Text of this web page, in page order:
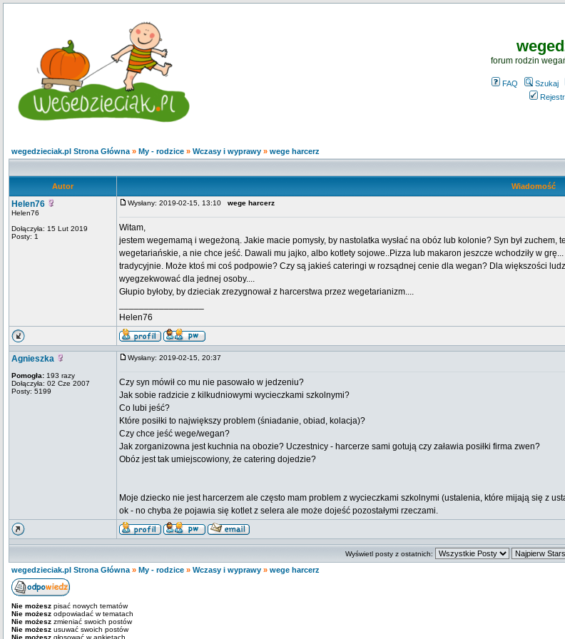
forum rodzin
FAQ Szukaj
wegedzieciak.pl Strona Główna » My - rodzice » Wczasy i wyprawy » wege harcerz
Autor Wiadomość
Helen76
Helen76
Dołączyła: 15 Lut 2019
Posty: 1
Wysłany: 2019-02-15, 13:10 wege harcerz
Witam,
jestem wegemamą i wegeżoną. Jakie macie pomysły, by nastolatka wysłać na obóz lub kolonie? Syn był
wegetariańskie, a nie chce jeść. Dawali mu jajko, albo kotlety sojowe..Pizza lub makaron jeszcze wchodziły w
tradycyjnie. Może ktoś mi coś podpowie? Czy są jakieś cateringi w rozsądnej cenie dla wegan? Dla większości
wyegzekwować dla jednej osoby....
Głupio byłoby, by dzieciak zrezygnował z harcerstwa przez wegetarianizm....
Helen76
Agnieszka
Pomogła: 193 razy
Dołączyła: 02 Cze 2007
Posty: 5199
Wysłany: 2019-02-15, 20:37
Czy syn mówił co mu nie pasowało w jedzeniu?
Jak sobie radzicie z kilkudniowymi wycieczkami szkolnymi?
Co lubi jeść?
Które posiłki to największy problem (śniadanie, obiad, kolacja)?
Czy chce jeść wege/wegan?
Jak zorganizowna jest kuchnia na obozie? Uczestnicy - harcerze sami gotują czy załawia posiłki firma zwen?
Obóz jest tak umiejscowiony, że catering dojedzie?
Moje dziecko nie jest harcerzem ale często mam problem z wycieczkami szkolnymi (ustalenia, które mijają się z
ok - no chyba że pojawia się kotlet z selera ale może dojeść pozostałymi rzeczami.
Wyświetl posty z ostatnich:
wegedzieciak.pl Strona Główna » My - rodzice » Wczasy i wyprawy » wege harcerz
Nie możesz pisać nowych tematów
Nie możesz odpowiadać w tematach
Nie możesz zmieniać swoich postów
Nie możesz usuwać swoich postów
Nie możesz głosować w ankietach